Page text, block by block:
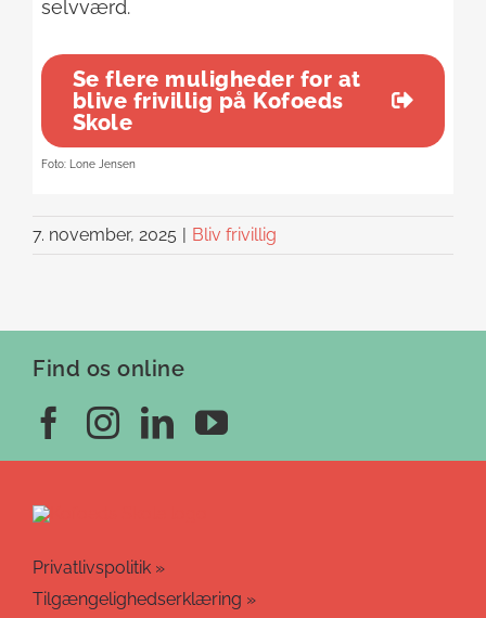
selvværd.
Se flere muligheder for at
blive frivillig på Kofoeds
Skole
Foto: Lone Jensen
7. november, 2025 | Bliv frivillig
Find os online
Privatlivspolitik »
Tilgængelighedserklæring »